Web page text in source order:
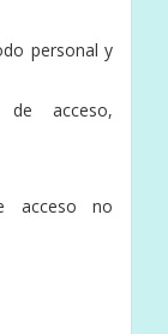
personal y
de acceso,
acceso no